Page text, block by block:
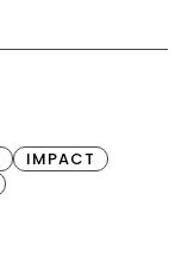
IMPACT